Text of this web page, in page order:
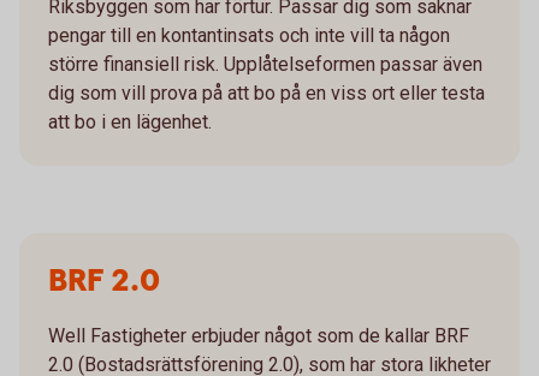
Riksbyggen som har förtur. Passar dig som saknar
pengar till en kontantinsats och inte vill ta någon
större finansiell risk. Upplåtelseformen passar även
dig som vill prova på att bo på en viss ort eller testa
att bo i en lägenhet.
BRF 2.0
Well Fastigheter erbjuder något som de kallar BRF
2.0 (Bostadsrättsförening 2.0), som har stora likheter